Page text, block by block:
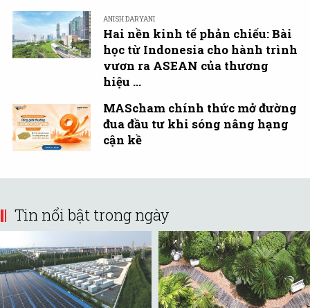
ANISH DARYANI
Hai nền kinh tế phản chiếu: Bài
học từ Indonesia cho hành trình
vươn ra ASEAN của thương
hiệu ...
MAScham chính thức mở đường
đua đầu tư khi sóng nâng hạng
cận kề
Tin nổi bật trong ngày